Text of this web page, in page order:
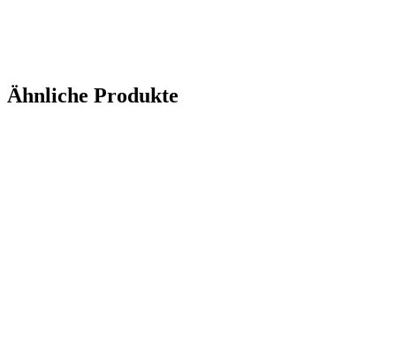
Ähnliche Produkte